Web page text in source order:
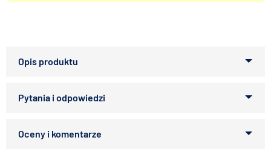
pluszu, który jest przyjemny w dotyku i łatwy w utrzymaniu
czystości.
Zapytaj o produkt